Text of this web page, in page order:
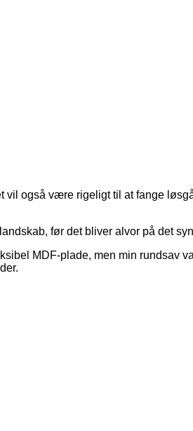
også være rigeligt til at fange
før det bliver alvor på det
MDF-plade, men min rundsav